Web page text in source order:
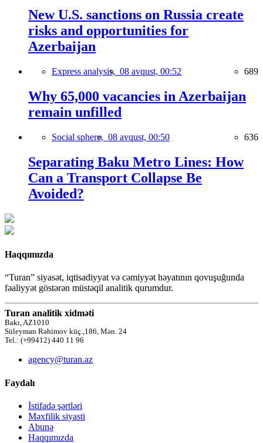
New U.S. sanctions on Russia create
risks and opportunities for
Azerbaijan
Express analysis, 08 avqust, 00:52 689
Why 65,000 vacancies in Azerbaijan
remain unfilled
Social sphere, 08 avqust, 00:50 636
Separating Baku Metro Lines: How
Can a Transport Collapse Be
Avoided?
Haqqımızda
“Turan” siyasət, iqtisadiyyat və cəmiyyət həyatının qovuşuğunda
fəaliyyət göstərən müstəqil analitik qurumdur.
Turan analitik xidməti
Bakı, AZ1010
Süleyman Rəhimov küç.,186, Mən. 24
Tel.: (+99412) 440 11 96
agency@turan.az
Faydalı
İstifadə şərtləri
Məxfilik siyasti
Abunə
Haqqımızda